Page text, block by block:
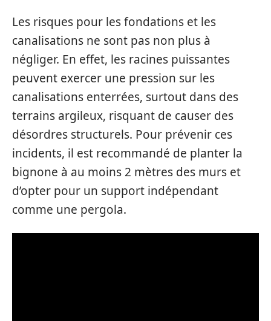
Les risques pour les fondations et les
canalisations ne sont pas non plus à
négliger. En effet, les racines puissantes
peuvent exercer une pression sur les
canalisations enterrées, surtout dans des
terrains argileux, risquant de causer des
désordres structurels. Pour prévenir ces
incidents, il est recommandé de planter la
bignone à au moins 2 mètres des murs et
d’opter pour un support indépendant
comme une pergola.